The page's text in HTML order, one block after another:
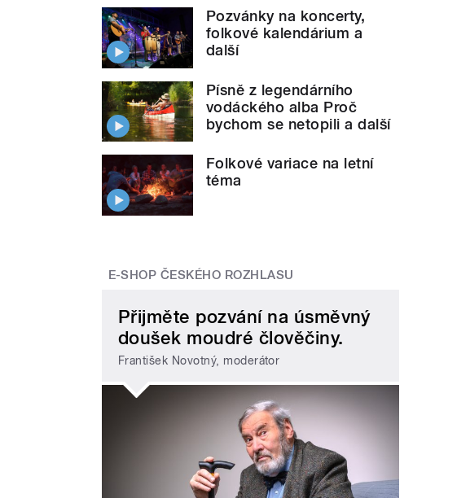
Pozvánky na koncerty,
folkové kalendárium a
další
Písně z legendárního
vodáckého alba Proč
bychom se netopili a další
Folkové variace na letní
téma
E-SHOP ČESKÉHO ROZHLASU
Přijměte pozvání na úsměvný
doušek moudré člověčiny.
František Novotný, moderátor